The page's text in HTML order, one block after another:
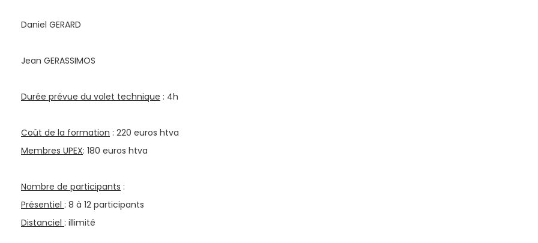
Daniel GERARD
Jean GERASSIMOS
Durée prévue du volet technique : 4h
Coût de la formation : 220 euros htva
Membres UPEX: 180 euros htva
Nombre de participants :
Présentiel : 8 à 12 participants
Distanciel : illimité